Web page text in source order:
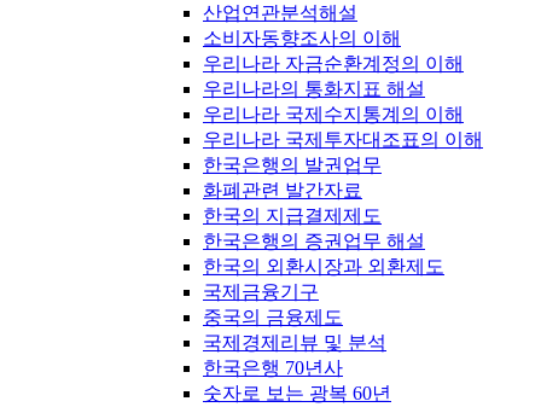
산업연관분석해설
소비자동향조사의 이해
우리나라 자금순환계정의 이해
우리나라의 통화지표 해설
우리나라 국제수지통계의 이해
우리나라 국제투자대조표의 이해
한국은행의 발권업무
화폐관련 발간자료
한국의 지급결제제도
한국은행의 증권업무 해설
한국의 외환시장과 외환제도
국제금융기구
중국의 금융제도
국제경제리뷰 및 분석
한국은행 70년사
숫자로 보는 광복 60년